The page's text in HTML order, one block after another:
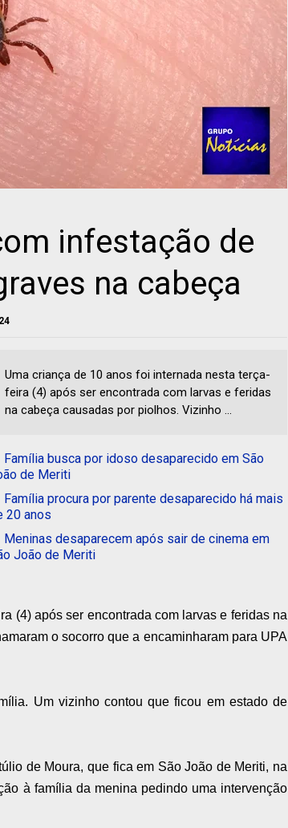
infestação de
na cabeça
Uma criança de 10 anos foi internada nesta terça-
feira (4) após ser encontrada com larvas e feridas
na cabeça causadas por piolhos. Vizinho ...
Família busca por idoso desaparecido em São
de Meriti
Família procura por parente desaparecido há mais
20 anos
Meninas desaparecem após sair de cinema em
João de Meriti
(4) após ser encontrada com larvas e feridas na
o socorro que a encaminharam para UPA
Um vizinho contou que ficou em estado de
de Moura, que fica em São João de Meriti, na
à família da menina pedindo uma intervenção